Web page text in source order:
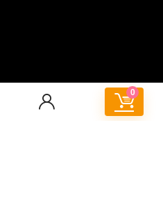
0